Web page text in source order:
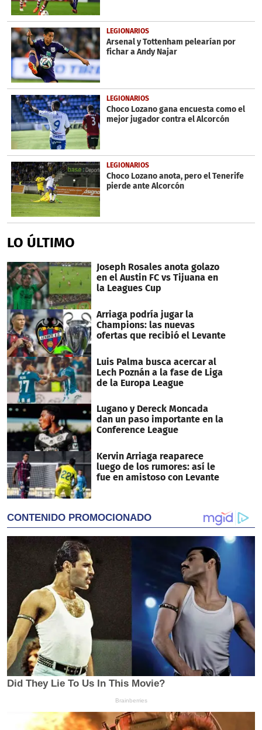
LEGIONARIOS
Arsenal y Tottenham pelearían por
fichar a Andy Najar
LEGIONARIOS
Choco Lozano gana encuesta como el
mejor jugador contra el Alcorcón
LEGIONARIOS
Choco Lozano anota, pero el Tenerife
pierde ante Alcorcón
LO ÚLTIMO
Joseph Rosales anota golazo
en el Austin FC vs Tijuana en
la Leagues Cup
Arriaga podría jugar la
Champions: las nuevas
ofertas que recibió el Levante
Luis Palma busca acercar al
Lech Poznán a la fase de Liga
de la Europa League
Lugano y Dereck Moncada
dan un paso importante en la
Conference League
Kervin Arriaga reaparece
luego de los rumores: así le
fue en amistoso con Levante